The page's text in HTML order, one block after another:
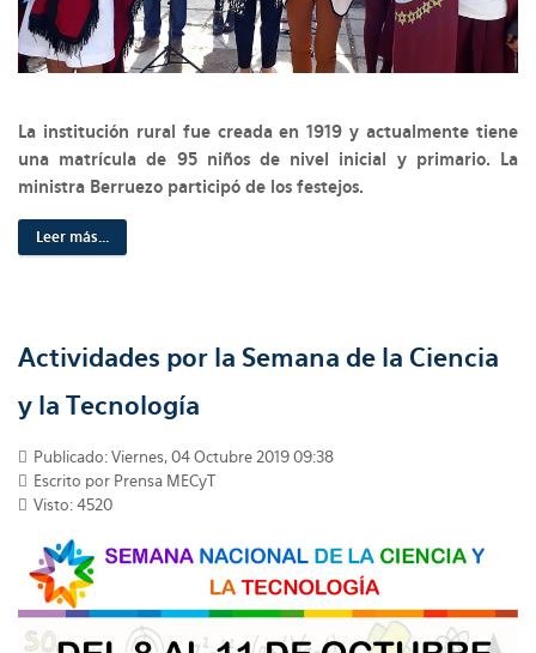
La institución rural fue creada en 1919 y actualmente tiene
una matrícula de 95 niños de nivel inicial y primario. La
ministra Berruezo participó de los festejos.
Leer más...
Actividades por la Semana de la Ciencia
y la Tecnología
Publicado: Viernes, 04 Octubre 2019 09:38
Escrito por Prensa MECyT
Visto: 4520